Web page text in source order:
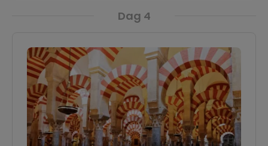
komt. Tickets voor het Alcázar Paleis boek
Dag 4